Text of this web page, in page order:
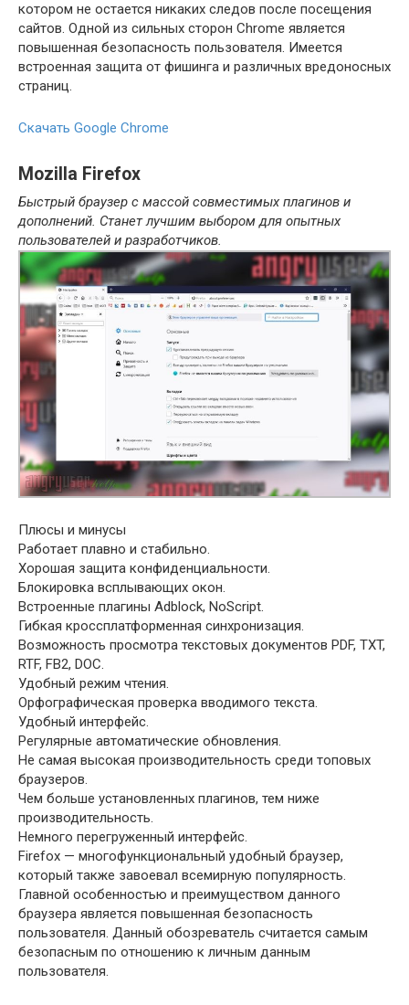
котором не остается никаких следов после посещения
сайтов. Одной из сильных сторон Chrome является
повышенная безопасность пользователя. Имеется
встроенная защита от фишинга и различных вредоносных
страниц.
Скачать Google Chrome
Mozilla Firefox
Быстрый браузер с массой совместимых плагинов и
дополнений. Станет лучшим выбором для опытных
пользователей и разработчиков.
Плюсы и минусы
Работает плавно и стабильно.
Хорошая защита конфиденциальности.
Блокировка всплывающих окон.
Встроенные плагины Adblock, NoScript.
Гибкая кроссплатформенная синхронизация.
Возможность просмотра текстовых документов PDF, TXT,
RTF, FB2, DOC.
Удобный режим чтения.
Орфографическая проверка вводимого текста.
Удобный интерфейс.
Регулярные автоматические обновления.
Не самая высокая производительность среди топовых
браузеров.
Чем больше установленных плагинов, тем ниже
производительность.
Немного перегруженный интерфейс.
Firefox — многофункциональный удобный браузер,
который также завоевал всемирную популярность.
Главной особенностью и преимуществом данного
браузера является повышенная безопасность
пользователя. Данный обозреватель считается самым
безопасным по отношению к личным данным
пользователя.